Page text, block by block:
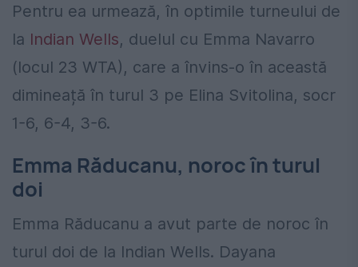
Pentru ea urmează, în optimile turneului de
la Indian Wells, duelul cu Emma Navarro
(locul 23 WTA), care a învins-o în această
dimineață în turul 3 pe Elina Svitolina, socr
1-6, 6-4, 3-6.
Emma Răducanu, noroc în turul
doi
Emma Răducanu a avut parte de noroc în
turul doi de la Indian Wells. Dayana